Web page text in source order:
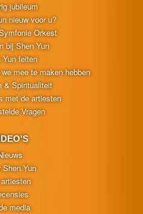
jubileum
nieuw voor u?
Orkest
bij Shen Yun
Yun feiten
mee te maken hebben
& Spiritualiteit
met de artiesten
Vragen
Shen Yun
media